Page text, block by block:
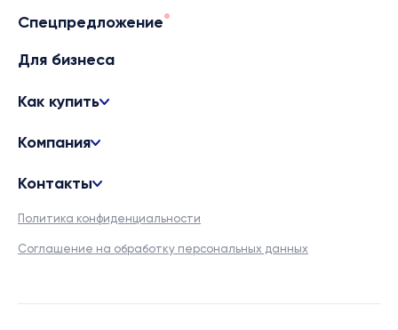
Спецпредложение
Для бизнеса
Как купить
Компания
Контакты
Политика конфиденциальности
Соглашение на обработку персональных данных